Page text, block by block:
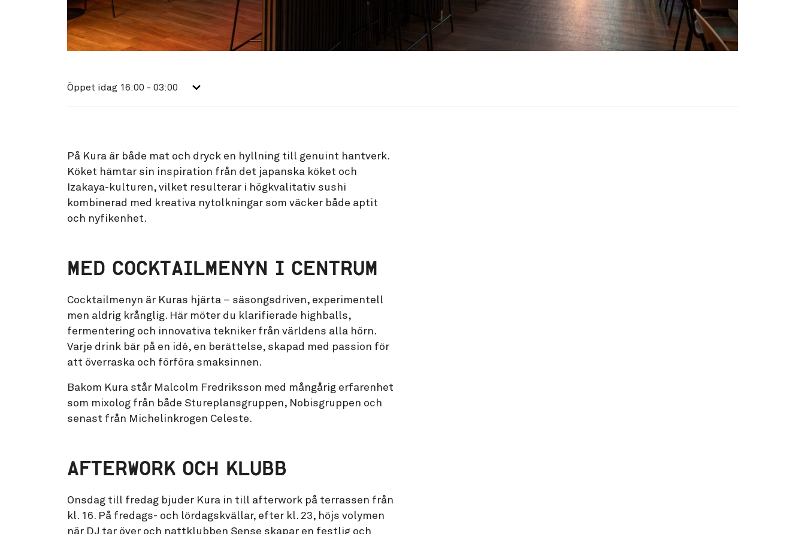
Öppet idag 16:00 - 03:00
På Kura är både mat och dryck en hyllning till genuint hantverk.
Köket hämtar sin inspiration från det japanska köket och
Izakaya-kulturen, vilket resulterar i högkvalitativ sushi
kombinerad med kreativa nytolkningar som väcker både aptit
och nyfikenhet.
MED COCKTAILMENYN I CENTRUM
Cocktailmenyn är Kuras hjärta – säsongsdriven, experimentell
men aldrig krånglig. Här möter du klarifierade highballs,
fermentering och innovativa tekniker från världens alla hörn.
Varje drink bär på en idé, en berättelse, skapad med passion för
att överraska och förföra smaksinnen.
Bakom Kura står Malcolm Fredriksson med mångårig erfarenhet
som mixolog från både Stureplansgruppen, Nobisgruppen och
senast från Michelinkrogen Celeste.
AFTERWORK OCH KLUBB
Onsdag till fredag bjuder Kura in till afterwork på terrassen från
kl. 16. På fredags- och lördagskvällar, efter kl. 23, höjs volymen
när DJ tar över och nattklubben Sense skapar en festlig och